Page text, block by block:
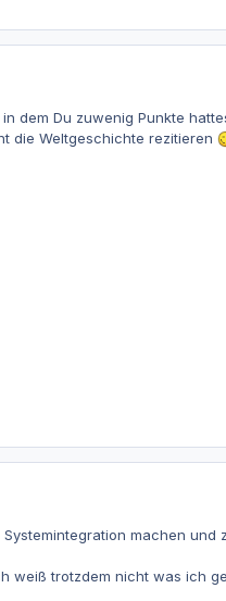
dem Du zuwenig Punkte
die Weltgeschichte rezitieren
machen und
weiß trotzdem nicht was ich